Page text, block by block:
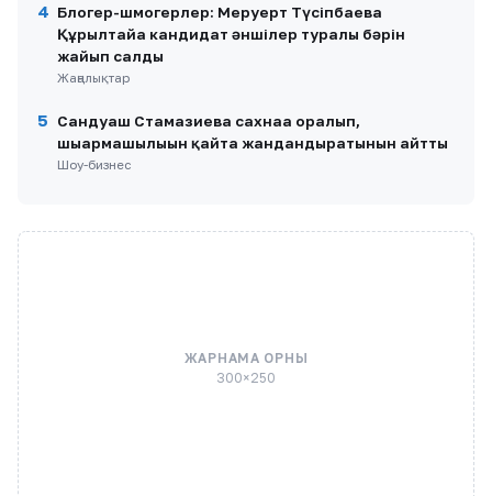
4 Блогер-шмогерлер: Меруерт Түсіпбаева
Құрылтайға кандидат әншілер туралы бәрін
жайып салды
Жаңалықтар
5
Сандуғаш Стамғазиева сахнаға оралып,
шығармашылығын қайта жандандыратынын айтты
Шоу-бизнес
ЖАРНАМА ОРНЫ
300×250